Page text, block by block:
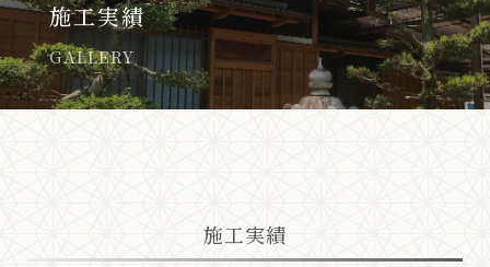
施工実績
GALLERY
施工実績